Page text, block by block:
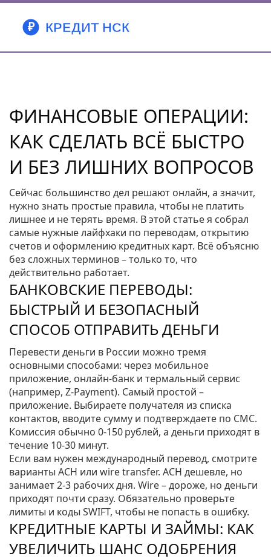
ФИНАНСОВЫЕ ОПЕРАЦИИ:
КАК СДЕЛАТЬ ВСЁ БЫСТРО
И БЕЗ ЛИШНИХ ВОПРОСОВ
Сейчас большинство дел решают онлайн, а значит,
нужно знать простые правила, чтобы не платить
лишнее и не терять время. В этой статье я собрал
самые нужные лайфхаки по переводам, открытию
счетов и оформлению кредитных карт. Всё объясню
без сложных терминов – только то, что
действительно работает.
БАНКОВСКИЕ ПЕРЕВОДЫ:
БЫСТРЫЙ И БЕЗОПАСНЫЙ
СПОСОБ ОТПРАВИТЬ ДЕНЬГИ
Перевести деньги в России можно тремя
основными способами: через мобильное
приложение, онлайн‑банк и термальный сервис
(например, Z-Payment). Самый простой –
приложение. Выбираете получателя из списка
контактов, вводите сумму и подтверждаете по СМС.
Комиссия обычно 0‑150 рублей, а деньги приходят в
течение 10‑30 минут.
Если вам нужен международный перевод, смотрите
варианты ACH или wire transfer. ACH дешевле, но
занимает 2‑3 рабочих дня. Wire – дороже, но деньги
приходят почти сразу. Обязательно проверьте
лимиты и коды SWIFT, чтобы не попасть в ошибку.
КРЕДИТНЫЕ КАРТЫ И ЗАЙМЫ: КАК
УВЕЛИЧИТЬ ШАНС ОДОБРЕНИЯ